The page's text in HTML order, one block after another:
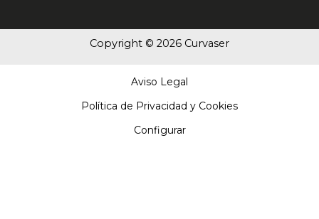
Copyright © 2026 Curvaser
Aviso Legal
Política de Privacidad y Cookies
Configurar